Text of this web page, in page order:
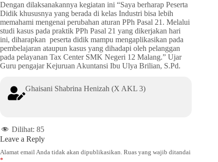
Dengan dilaksanakannya kegiatan ini “Saya berharap Peserta
Didik khususnya yang berada di kelas Industri bisa lebih
memahami mengenai perubahan aturan PPh Pasal 21. Melalui
studi kasus pada praktik PPh Pasal 21 yang dikerjakan hari
ini, diharapkan peserta didik mampu mengaplikasikan pada
pembelajaran ataupun kasus yang dihadapi oleh pelanggan
pada pelayanan Tax Center SMK Negeri 12 Malang.” Ujar
Guru pengajar Kejuruan Akuntansi Ibu Ulya Brilian, S.Pd.
Ghaisani Shabrina Henizah (X AKL 3)
Dilihat: 85
Leave a Reply
Alamat email Anda tidak akan dipublikasikan. Ruas yang wajib ditandai
*